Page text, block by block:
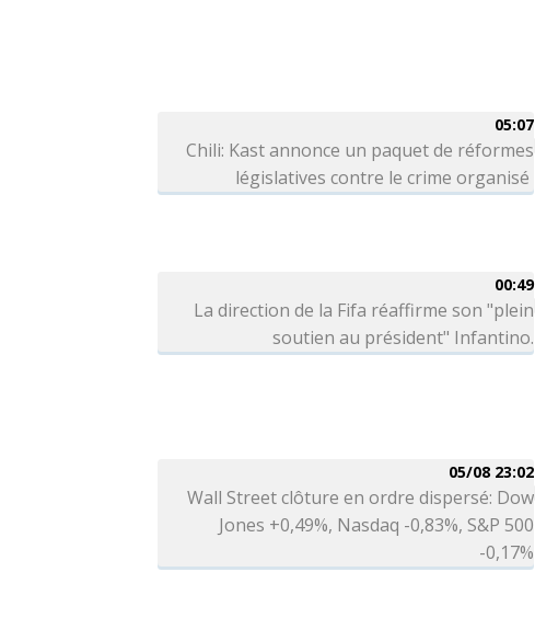
05:07
Chili: Kast annonce un paquet de réformes
législatives contre le crime organisé
00:49
La direction de la Fifa réaffirme son "plein
soutien au président" Infantino.
05/08 23:02
Wall Street clôture en ordre dispersé: Dow
Jones +0,49%, Nasdaq -0,83%, S&P 500
-0,17%